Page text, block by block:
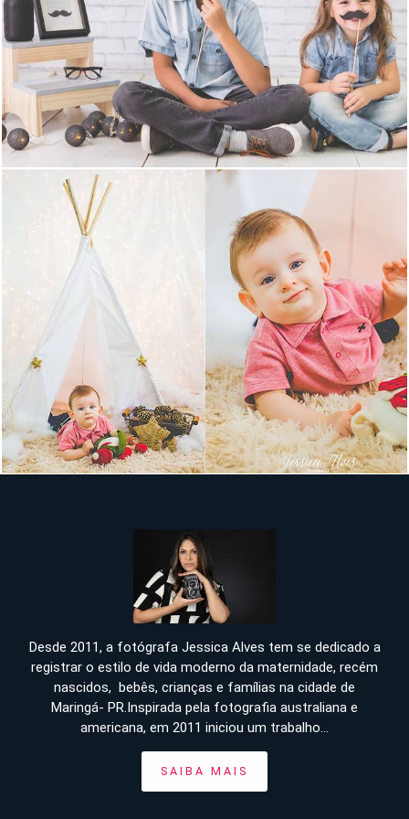
12230
Desde 2011, a fotógrafa Jessica Alves tem se dedicado a
registrar o estilo de vida moderno da maternidade, recém
nascidos, bebês, crianças e famílias na cidade de
Maringá- PR.Inspirada pela fotografia australiana e
americana, em 2011 iniciou um trabalho...
SAIBA MAIS